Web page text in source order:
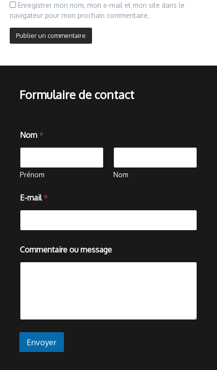
Enregistrer mon nom, mon e-mail et mon site dans le
navigateur pour mon prochain commentaire.
Formulaire de contact
Nom *
Prénom Nom
u
E
m
i
l
C
t
E-mail *
Commentaire ou message
Envoyer